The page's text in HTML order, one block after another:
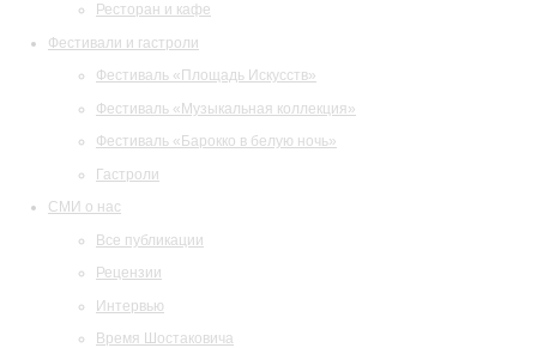
Ресторан и кафе
Фестивали и гастроли
Фестиваль «Площадь Искусств»
Фестиваль «Музыкальная коллекция»
Фестиваль «Барокко в белую ночь»
Гастроли
СМИ о нас
Все публикации
Рецензии
Интервью
Время Шостаковича